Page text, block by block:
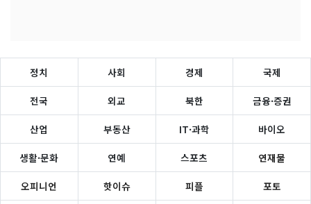
정치 사회 경제 국제
전국 외교 북한 금융·증권
산업 부동산 IT·과학 바이오
생활·문화 연예 스포츠 연재물
오피니언 핫이슈 피플 포토